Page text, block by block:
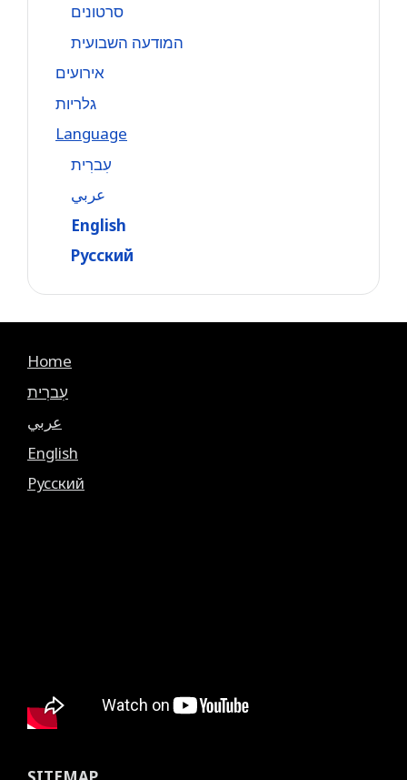
סרטונים
המודעה השבועית
אירועים
גלריות
Language
עִברִית
عربي
English
Русский
Home
עִברִית
عربي
English
Русский